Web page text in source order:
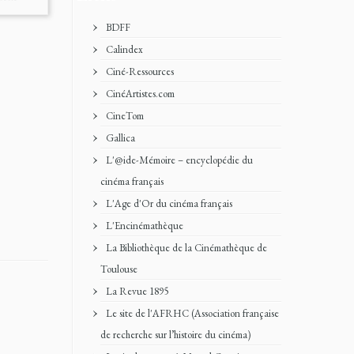
BDFF
Calindex
Ciné-Ressources
CinéArtistes.com
CineTom
Gallica
L'@ide-Mémoire – encyclopédie du
cinéma français
L'Age d'Or du cinéma français
L'Encinémathèque
La Bibliothèque de la Cinémathèque de
Toulouse
La Revue 1895
Le site de l'AFRHC (Association française
de recherche sur l’histoire du cinéma)